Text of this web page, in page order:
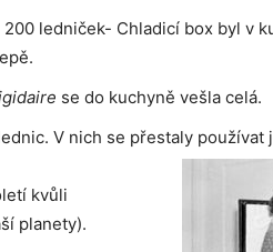
200 ledniček- Chladicí box byl v
se do kuchyně vešla celá.
V nich se přestaly používat
kvůli
planety).